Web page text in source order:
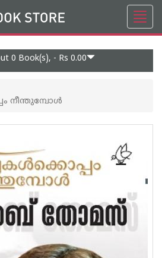
0 Book(s), - Rs 0.00
നീന്തുമ്പോള്‍